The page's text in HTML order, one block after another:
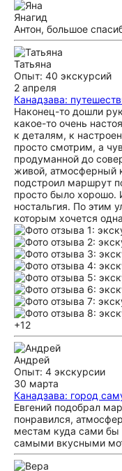
Янагид
Антон, большое
Татьяна
Опыт: 40 экскурсий
2 апреля
Канадзава:
Наконец-то дошли
какое-то очень
к деталям, к
просто смотрим, а
продуманной до
живой, атмосферный
подстроил маршрут
просто было хорошо.
ностальгия. По этим
которым хочется
+12
Андрей
Опыт: 4 экскурсии
30 марта
Канадзава: город
Евгений подобрал
понравился,
местам куда сами бы
самыми вкусными